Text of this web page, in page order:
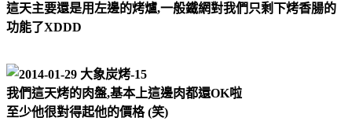
這天主要還是用左邊的烤爐,一般鐵網對我們只剩下烤香腸的
功能了XDDD
我們這天烤的肉盤,基本上這邊肉都還OK啦
至少他很對得起他的價格 (笑)